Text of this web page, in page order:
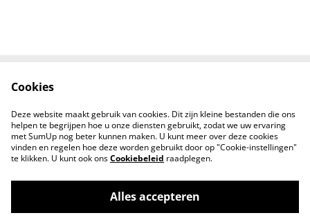
Privacybeleid
B2B/Wholesale
Reviews
©2026JUPP
Cookies
Deze website maakt gebruik van cookies. Dit zijn kleine bestanden die ons
helpen te begrijpen hoe u onze diensten gebruikt, zodat we uw ervaring
met SumUp nog beter kunnen maken. U kunt meer over deze cookies
vinden en regelen hoe deze worden gebruikt door op "Cookie-instellingen"
te klikken. U kunt ook onsCookiebeleid raadplegen.
Alles accepteren